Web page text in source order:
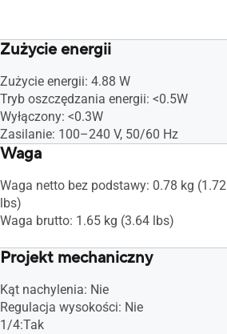
Zużycie energii
Zużycie energii: 4.88 W
Tryb oszczędzania energii: <0.5W
Wyłączony: <0.3W
Zasilanie: 100–240 V, 50/60 Hz
Waga
Waga netto bez podstawy: 0.78 kg (1.72
lbs)
Waga brutto: 1.65 kg (3.64 lbs)
Projekt mechaniczny
Kąt nachylenia: Nie
Regulacja wysokości: Nie
1/4:Tak